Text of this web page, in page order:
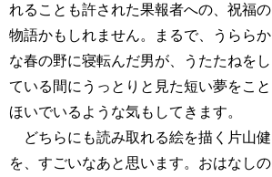
れることも許された果報者への、祝福の
物語かもしれません。まるで、うららか
な春の野に寝転んだ男が、うたたねをし
ている間にうっとりと見た短い夢をこと
ほいでいるような気もしてきます。
どちらにも読み取れる絵を描く片山健
を、すごいなあと思います。おはなしの